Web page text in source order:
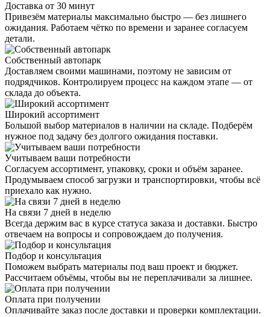
Доставка от 30 минут
Привезём материалы максимально быстро — без лишнего
ожидания. Работаем чётко по времени и заранее согласуем
детали.
Собственный автопарк
Доставляем своими машинами, поэтому не зависим от
подрядчиков. Контролируем процесс на каждом этапе — от
склада до объекта.
Широкий ассортимент
Большой выбор материалов в наличии на складе. Подберём
нужное под задачу без долгого ожидания поставки.
Учитываем ваши потребности
Согласуем ассортимент, упаковку, сроки и объём заранее.
Продумываем способ загрузки и транспортировки, чтобы всё
приехало как нужно.
На связи 7 дней в неделю
Всегда держим вас в курсе статуса заказа и доставки. Быстро
отвечаем на вопросы и сопровождаем до получения.
Подбор и консультация
Поможем выбрать материалы под ваш проект и бюджет.
Рассчитаем объёмы, чтобы вы не переплачивали за лишнее.
Оплата при получении
Оплачивайте заказ после доставки и проверки комплектации.